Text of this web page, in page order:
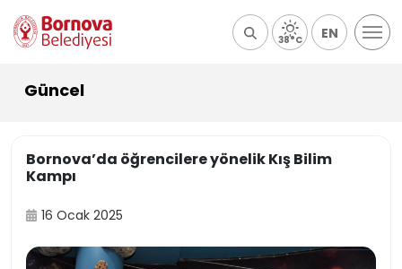
38°C EN
Güncel
Bornova’da öğrencilere yönelik Kış Bilim
Kampı
16 Ocak 2025